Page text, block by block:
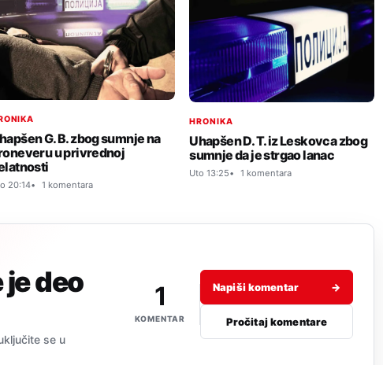
G. B. zbog sumnje na
u privrednoj
20:14 1 komentara
HRONIKA
Uhapšen D. T. iz Leskovca zbog
sumnje da je strgao lanac
Uto 13:25 1 komentara
deo
se u
1
KOMENTAR
Napiši komentar →
Pročitaj komentare